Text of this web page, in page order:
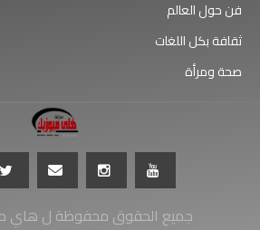
فن حول العالم
ثقافة بكل اللغات
صحة ومرأة
جميع الحقوق محفوظة ل هاي